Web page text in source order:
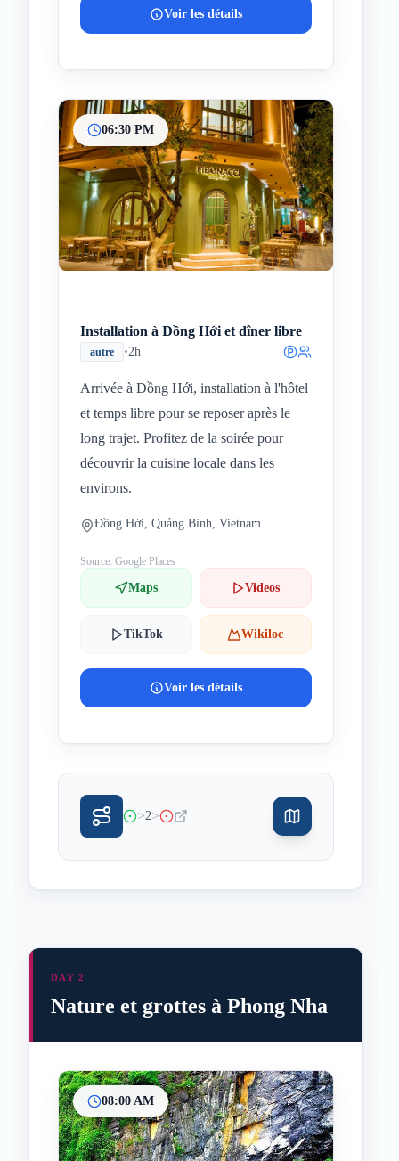
Voir les détails
06:30 PM
Installation à Đồng Hới et dîner libre
autre •2h
Arrivée à Đồng Hới, installation à l'hôtel
et temps libre pour se reposer après le
long trajet. Profitez de la soirée pour
découvrir la cuisine locale dans les
environs.
Đồng Hới, Quảng Bình, Vietnam
Source: Google Places
Maps Videos
TikTok Wikiloc
Voir les détails
>2>
DAY 2
Nature et grottes à Phong Nha
08:00 AM